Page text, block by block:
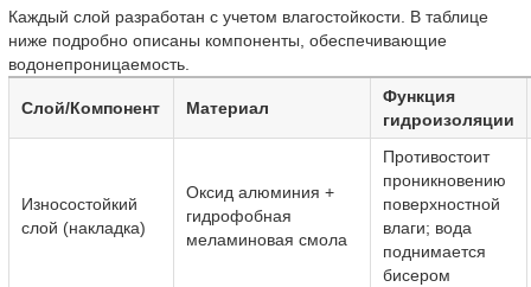
Каждый слой разработан с учетом влагостойкости. В таблице
ниже подробно описаны компоненты, обеспечивающие
водонепроницаемость.
Слой/Компонент Материал
Функция
гидроизоляции
Износостойкий
слой (накладка)
Оксид алюминия +
гидрофобная
меламиновая смола
Противостоит
проникновению
поверхностной
влаги; вода
поднимается
бисером